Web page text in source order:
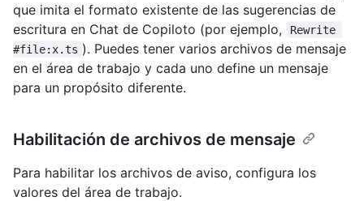
que imita el formato existente de las sugerencias de
escritura en Chat de Copiloto (por ejemplo,
Rewrite
#file:x.ts ). Puedes tener varios archivos de mensaje
en el área de trabajo y cada uno define un mensaje
para un propósito diferente.
Habilitación de archivos de mensaje
Para habilitar los archivos de aviso, configura los
valores del área de trabajo.